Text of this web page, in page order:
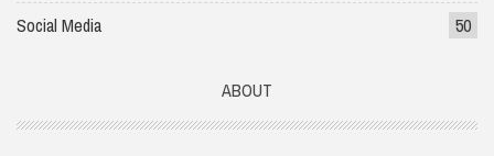
Social Media
50
ABOUT